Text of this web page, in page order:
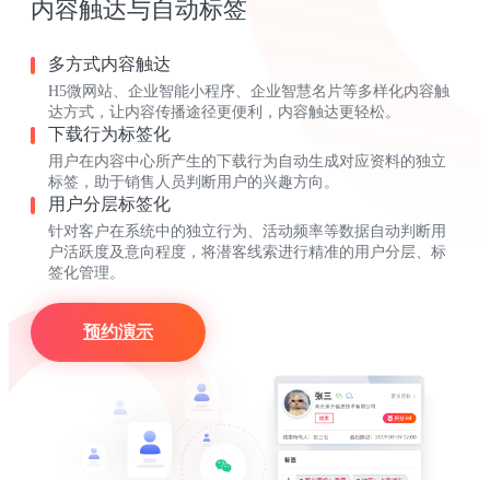
内容触达与自动标签
多方式内容触达
H5微网站、企业智能小程序、企业智慧名片等多样化内容触
达方式，让内容传播途径更便利，内容触达更轻松。
下载行为标签化
用户在内容中心所产生的下载行为自动生成对应资料的独立
标签，助于销售人员判断用户的兴趣方向。
用户分层标签化
针对客户在系统中的独立行为、活动频率等数据自动判断用
户活跃度及意向程度，将潜客线索进行精准的用户分层、标
签化管理。
预约演示